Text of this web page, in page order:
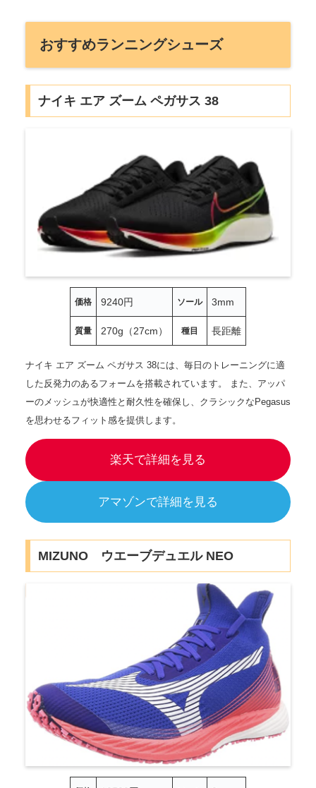
おすすめランニングシューズ
ナイキ エア ズーム ペガサス 38
価格 9240円 ソール 3mm
質量 270g（27cm） 種目 長距離
ナイキ エア ズーム ペガサス 38には、毎日のトレーニングに適
した反発力のあるフォームを搭載されています。 また、アッパ
ーのメッシュが快適性と耐久性を確保し、クラシックなPegasus
を思わせるフィット感を提供します。
楽天で詳細を見る
アマゾンで詳細を見る
MIZUNO ウエーブデュエル NEO